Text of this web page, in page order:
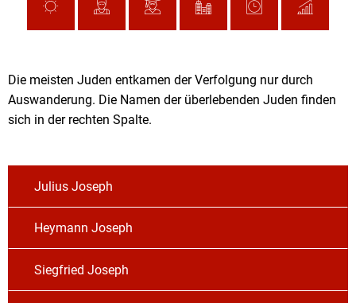
Überlebende
Die meisten Juden entkamen der Verfolgung nur durch
Auswanderung. Die Namen der überlebenden Juden finden
sich in der rechten Spalte.
Julius Joseph
Heymann Joseph
Siegfried Joseph